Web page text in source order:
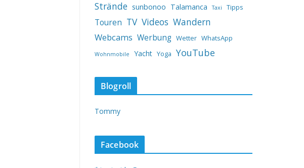
Strände sunbonoo Talamanca Taxi Tipps
Touren TV Videos Wandern
Webcams Werbung Wetter WhatsApp
Wohnmobile Yacht Yoga YouTube
Blogroll
Tommy
Facebook